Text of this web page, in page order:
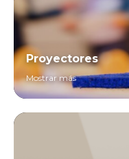
Proyectores
Mostrar más